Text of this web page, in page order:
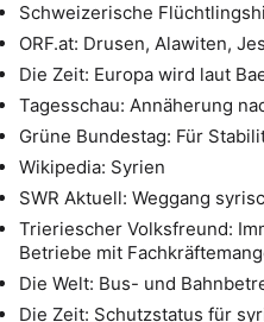
Schweizerische
ORF.at: Drusen, Alawiten,
Die Zeit: Europa wird laut
Tagesschau: Annäherung
Grüne Bundestag: Für
Wikipedia: Syrien
SWR Aktuell: Weggang
Trieriescher Volksfreund:
Betriebe mit
Die Welt: Bus- und
Die Zeit: Schutzstatus für